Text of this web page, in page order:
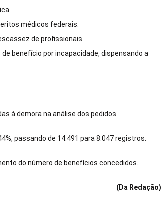
médicos federais.
de profissionais.
benefício por incapacidade, dispensando a
à demora na análise dos pedidos.
passando de 14.491 para 8.047 registros.
do número de benefícios concedidos.
(Da Redação)